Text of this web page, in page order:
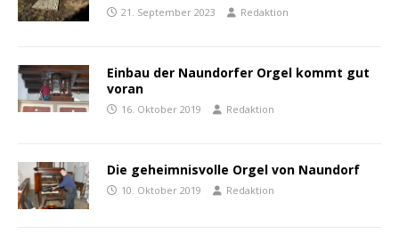
21. September 2023 Redaktion
Einbau der Naundorfer Orgel kommt gut
voran
16. Oktober 2019 Redaktion
Die geheimnisvolle Orgel von Naundorf
10. Oktober 2019 Redaktion